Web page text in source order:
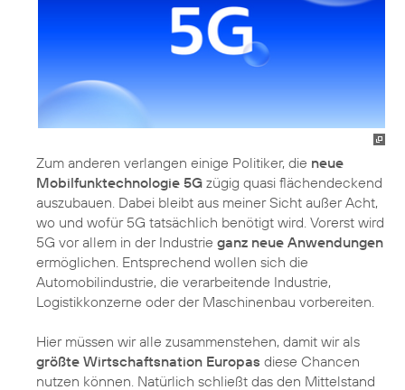
Zum anderen verlangen einige Politiker, die neue
Mobilfunktechnologie 5G zügig quasi flächendeckend
auszubauen. Dabei bleibt aus meiner Sicht außer Acht,
wo und wofür 5G tatsächlich benötigt wird. Vorerst wird
5G vor allem in der Industrie ganz neue Anwendungen
ermöglichen. Entsprechend wollen sich die
Automobilindustrie, die verarbeitende Industrie,
Logistikkonzerne oder der Maschinenbau vorbereiten.
Hier müssen wir alle zusammenstehen, damit wir als
größte Wirtschaftsnation Europas diese Chancen
nutzen können. Natürlich schließt das den Mittelstand